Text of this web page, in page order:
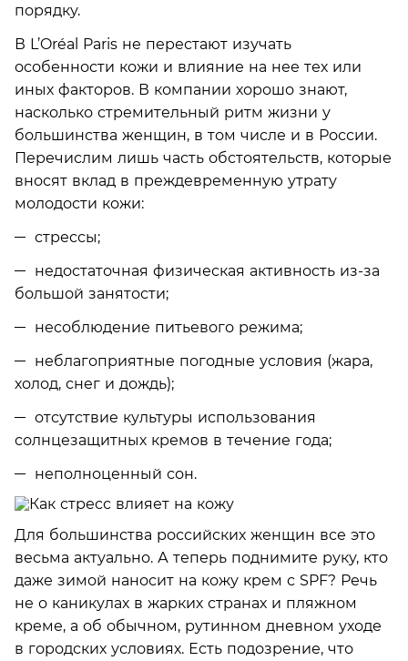
порядку.
В L’Oréal Paris не перестают изучать
особенности кожи и влияние на нее тех или
иных факторов. В компании хорошо знают,
насколько стремительный ритм жизни у
большинства женщин, в том числе и в России.
Перечислим лишь часть обстоятельств, которые
вносят вклад в преждевременную утрату
молодости кожи:
стрессы;
недостаточная физическая активность из-за
большой занятости;
несоблюдение питьевого режима;
неблагоприятные погодные условия (жара,
холод, снег и дождь);
отсутствие культуры использования
солнцезащитных кремов в течение года;
неполноценный сон.
Для большинства российских женщин все это
весьма актуально. А теперь поднимите руку, кто
даже зимой наносит на кожу крем с SPF? Речь
не о каникулах в жарких странах и пляжном
креме, а об обычном, рутинном дневном уходе
в городских условиях. Есть подозрение, что